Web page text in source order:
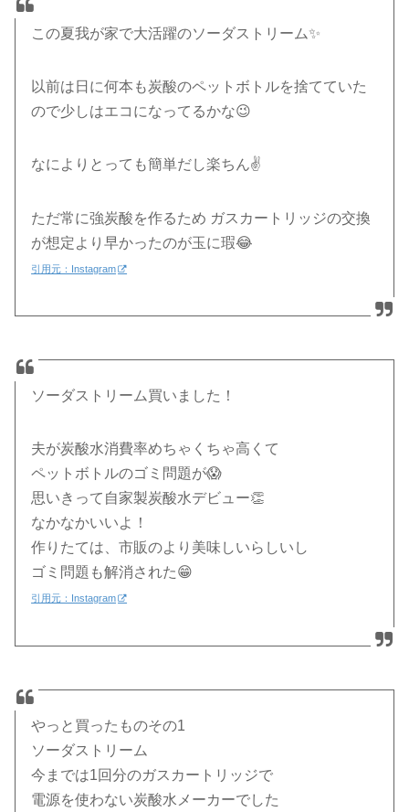
この夏我が家で大活躍のソーダストリーム✨
以前は日に何本も炭酸のペットボトルを捨てていた
ので少しはエコになってるかな😉
なによりとっても簡単だし楽ちん✌️
ただ常に強炭酸を作るため ガスカートリッジの交換
が想定より早かったのが玉に瑕😂
引用元：Instagram
ソーダストリーム買いました！
夫が炭酸水消費率めちゃくちゃ高くて
ペットボトルのゴミ問題が😱
思いきって自家製炭酸水デビュー👏
なかなかいいよ！
作りたては、市販のより美味しいらしいし
ゴミ問題も解消された😁
引用元：Instagram
やっと買ったものその1
ソーダストリーム
今までは1回分のガスカートリッジで
電源を使わない炭酸水メーカーでした